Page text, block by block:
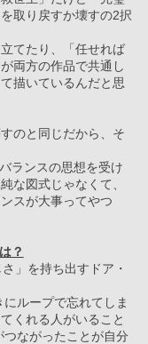
取り戻すか壊すの2択
てたり、「任せれば
両方の作品で共通し
描いているんだと思
のと同じだから、そ
ランスの思想を受け
な図式じゃなくて、
スが大事ってやつ
？
」を持ち出すドア・
ループで忘れてしま
くれる人がいること
ながったことが自分